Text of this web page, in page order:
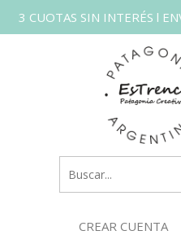
3 CUOTAS SIN INTERÉS l
CREAR CUENTA